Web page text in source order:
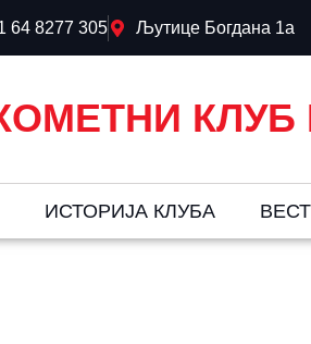
64 8277 305 Љутице Богдана 1а
ИСТОРИЈА КЛУБА